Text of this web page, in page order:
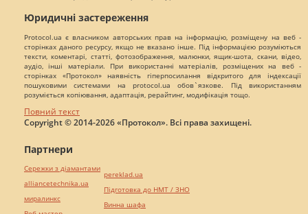
Юридичні застереження
Protocol.ua є власником авторських прав на інформацію, розміщену на веб -
сторінках даного ресурсу, якщо не вказано інше. Під інформацією розуміються
тексти, коментарі, статті, фотозображення, малюнки, ящик-шота, скани, відео,
аудіо, інші матеріали. При використанні матеріалів, розміщених на веб -
сторінках «Протокол» наявність гіперпосилання відкритого для індексації
пошуковими системами на protocol.ua обов`язкове. Під використанням
розуміється копіювання, адаптація, рерайтинг, модифікація тощо.
Повний текст
Copyright © 2014-2026 «Протокол». Всі права захищені.
Партнери
Сережки з діамантами
alliancetechnika.ua
миралинкс
pereklad.ua
Підготовка до НМТ / ЗНО
Винна шафа